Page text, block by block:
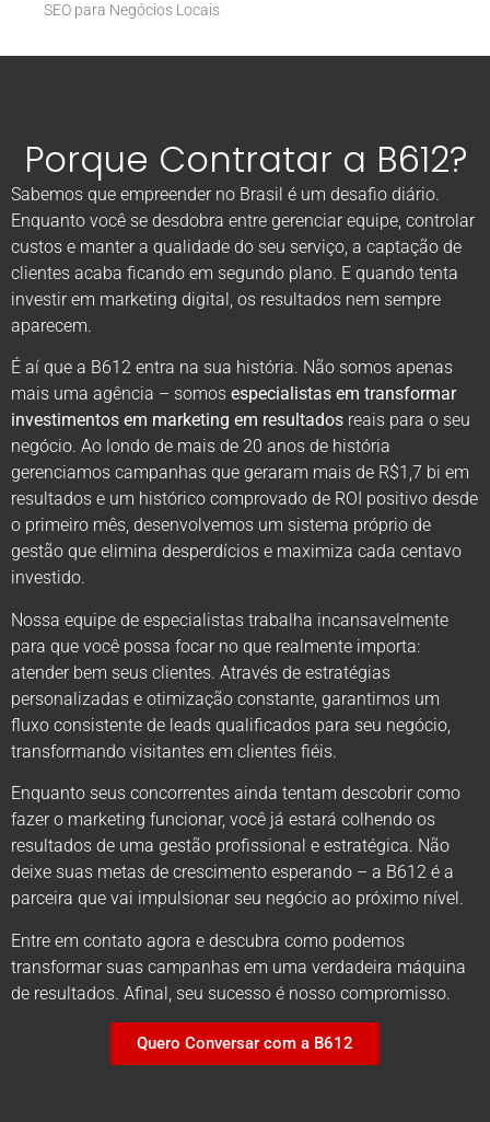
SEO para Negócios Locais
Porque Contratar a B612?
Sabemos que empreender no Brasil é um desafio diário.
Enquanto você se desdobra entre gerenciar equipe, controlar
custos e manter a qualidade do seu serviço, a captação de
clientes acaba ficando em segundo plano. E quando tenta
investir em marketing digital, os resultados nem sempre
aparecem.
É aí que a B612 entra na sua história. Não somos apenas
mais uma agência – somos especialistas em transformar
investimentos em marketing em resultados reais para o seu
negócio. Ao londo de mais de 20 anos de história
gerenciamos campanhas que geraram mais de R$1,7 bi em
resultados e um histórico comprovado de ROI positivo desde
o primeiro mês, desenvolvemos um sistema próprio de
gestão que elimina desperdícios e maximiza cada centavo
investido.
Nossa equipe de especialistas trabalha incansavelmente
para que você possa focar no que realmente importa:
atender bem seus clientes. Através de estratégias
personalizadas e otimização constante, garantimos um
fluxo consistente de leads qualificados para seu negócio,
transformando visitantes em clientes fiéis.
Enquanto seus concorrentes ainda tentam descobrir como
fazer o marketing funcionar, você já estará colhendo os
resultados de uma gestão profissional e estratégica. Não
deixe suas metas de crescimento esperando – a B612 é a
parceira que vai impulsionar seu negócio ao próximo nível.
Entre em contato agora e descubra como podemos
transformar suas campanhas em uma verdadeira máquina
de resultados. Afinal, seu sucesso é nosso compromisso.
Quero Conversar com a B612